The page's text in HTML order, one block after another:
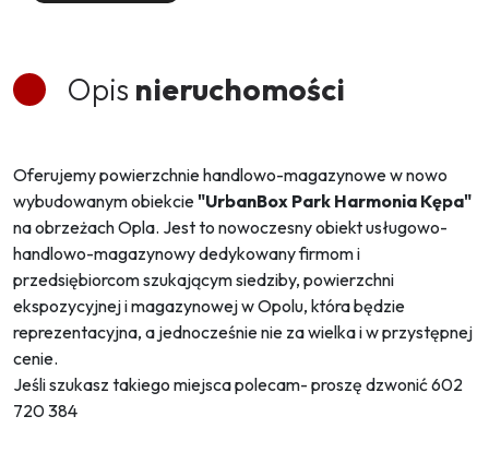
Opis nieruchomości
Oferujemy powierzchnie handlowo-magazynowe w nowo
wybudowanym obiekcie"UrbanBox Park Harmonia Kępa"
na obrzeżach Opla. Jest to nowoczesny obiekt usługowo-
handlowo-magazynowy dedykowany firmom i
przedsiębiorcom szukającym siedziby, powierzchni
ekspozycyjnej i magazynowej w Opolu, która będzie
reprezentacyjna, a jednocześnie nie za wielka i w przystępnej
cenie.
Jeśli szukasz takiego miejsca polecam- proszę dzwonić 602
720 384